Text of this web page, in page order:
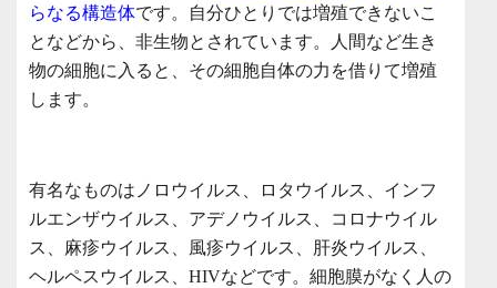
らなる構造体です。自分ひとりでは増殖できないこ
となどから、非生物とされています。人間など生き
物の細胞に入ると、その細胞自体の力を借りて増殖
します。
有名なものはノロウイルス、ロタウイルス、インフ
ルエンザウイルス、アデノウイルス、コロナウイル
ス、麻疹ウイルス、風疹ウイルス、肝炎ウイルス、
ヘルペスウイルス、HIVなどです。細胞膜がなく人の